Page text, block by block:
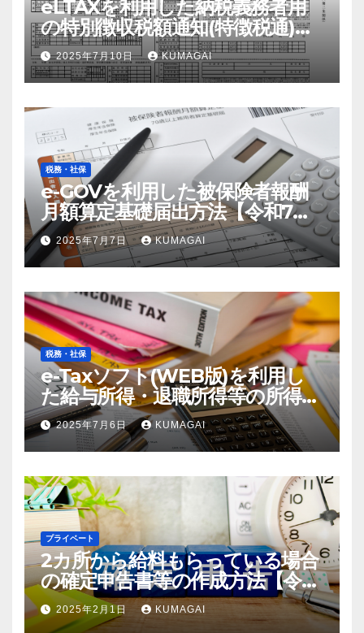
eLTAXを利用した納税義務者用
の特別徴収税額通知(特徴税通)の
配布および確認の流れ【令和7
年；2025年】
2025年7月10日 KUMAGAI
税務・社保
e-GOVを利用した被保険者報酬
月額算定基礎届出方法【令和7
年；2025年届出】
2025年7月7日 KUMAGAI
税務・社保
e-Taxソフト(WEB版)を利用し
た給与所得・退職所得等の所得税
徴収高計算書の作成方法【令和7
年；2025年分】(創業4年目)
2025年7月6日 KUMAGAI
プライベート
2カ所から給料もらっている場合
の確定申告書等の作成方法【令和
6年；2024年分】
2025年2月1日 KUMAGAI